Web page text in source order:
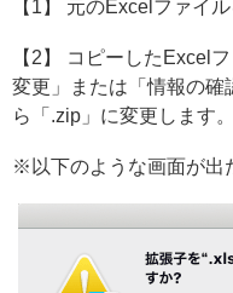
【1】 元のExcelファイ
【2】 コピーしたExcel
変更」または「情報の確
ら「.zip」に変更します。
※以下のような画面が出